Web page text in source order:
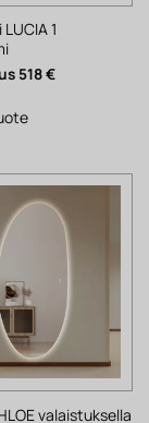
1
518€Nykyinen
valaistuksella